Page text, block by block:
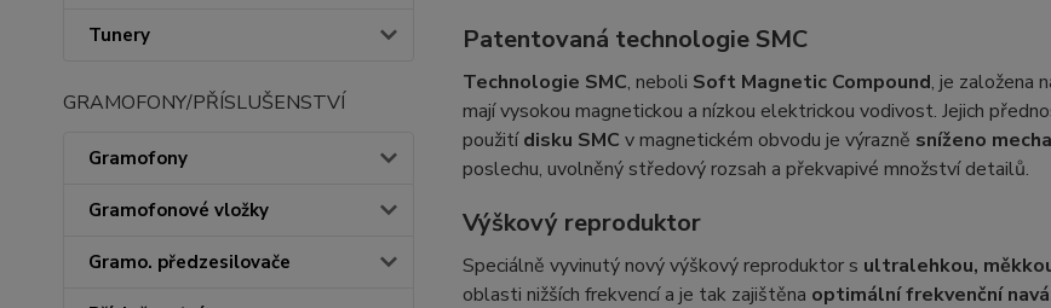
Tunery
GRAMOFONY/PŘÍSLUŠENSTVÍ
Gramofony
Gramofonové vložky
Gramo. předzesilovače
Patentovaná technologie SMC
Technologie SMC, neboli Soft Magnetic Compound, je založena
mají vysokou magnetickou a nízkou elektrickou vodivost. Jejich
použitídisku SMC v magnetickém obvodu je výrazně sníženo
poslechu, uvolněný středový rozsah a překvapivé množství detailů.
Výškový reproduktor
Speciálně vyvinutý nový výškový reproduktor s ultralehkou,
oblasti nižších frekvencí a je tak zajištěna optimální frekvenční